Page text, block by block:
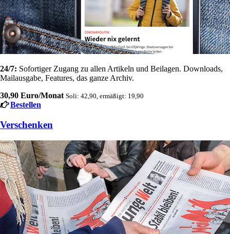
24/7: Sofortiger Zugang zu allen Artikeln und Beilagen. Downloads,
Mailausgabe, Features, das ganze Archiv.
30,90 Euro/Monat Soli: 42,90, ermäßigt: 19,90
Bestellen
Verschenken